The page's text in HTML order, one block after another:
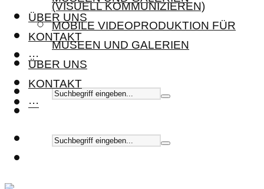
ÜBER UNS
KONTAKT
···
(VISUELL KOMMUNIZIEREN)
MOBILE VIDEOPRODUKTION FÜR
MUSEEN UND GALERIEN
ÜBER UNS
KONTAKT
···